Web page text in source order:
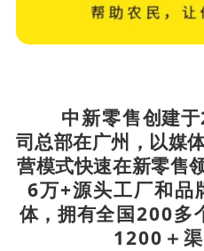
中新零售创建
司总部在广州，以媒
营模式快速在新零售
6万+源头工厂和品
体，拥有全国200多
1200＋